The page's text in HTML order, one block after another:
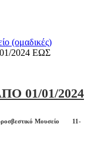
(ομαδικές)
2024 ΕΩΣ
01/01/2024
Μουσείο
11-